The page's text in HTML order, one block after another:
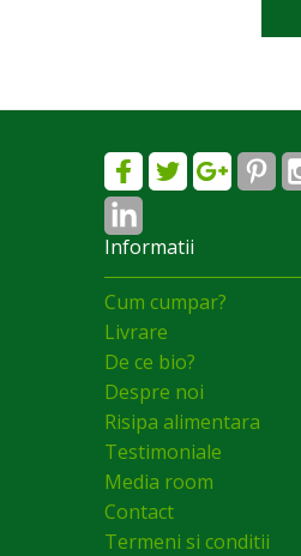
Informatii
Cum cumpar?
Livrare
De ce bio?
Despre noi
Risipa alimentara
Testimoniale
Media room
Contact
Termeni si conditii